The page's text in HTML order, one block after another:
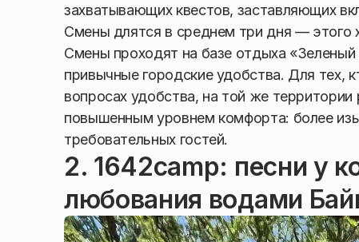
захватывающих квестов, заставляющих
Смены длятся в среднем три дня — этого
Смены проходят на базе отдыха
привычные городские удобства. Для тех,
вопросах удобства, на той же
повышенным уровнем комфорта: более
требовательных гостей.
2. 1642camp: песни у
любования водами